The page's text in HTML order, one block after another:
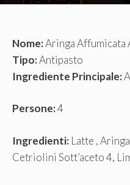
Nome:Aringa Affumicata
Tipo:Antipasto
Ingrediente Principale:
Persone:4
Ingredienti: Latte ,
Cetriolini Sott’aceto 4,